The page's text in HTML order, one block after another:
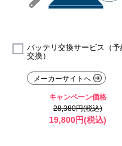
バッテリ交換サービス（予
交換）
メーカーサイトへ
キャンペーン価格
28,380円(税込)
19,800円(税込)